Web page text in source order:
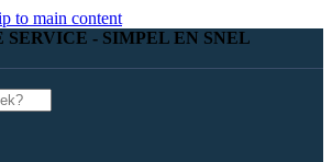
to main content
SERVICE - SIMPEL EN SNEL